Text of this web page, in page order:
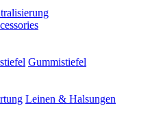
Gummistiefel
Leinen & Halsungen